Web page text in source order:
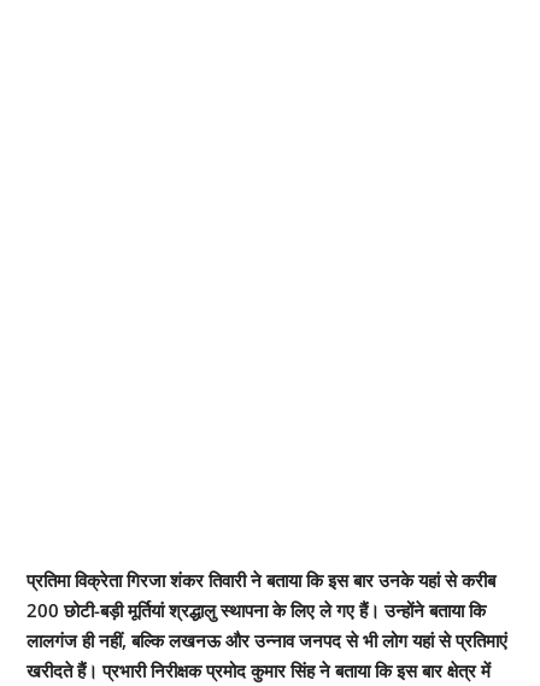
प्रतिमा विक्रेता गिरजा शंकर तिवारी ने बताया कि इस बार उनके यहां से करीब
200 छोटी-बड़ी मूर्तियां श्रद्धालु स्थापना के लिए ले गए हैं। उन्होंने बताया कि
लालगंज ही नहीं, बल्कि लखनऊ और उन्नाव जनपद से भी लोग यहां से प्रतिमाएं
खरीदते हैं। प्रभारी निरीक्षक प्रमोद कुमार सिंह ने बताया कि इस बार क्षेत्र में